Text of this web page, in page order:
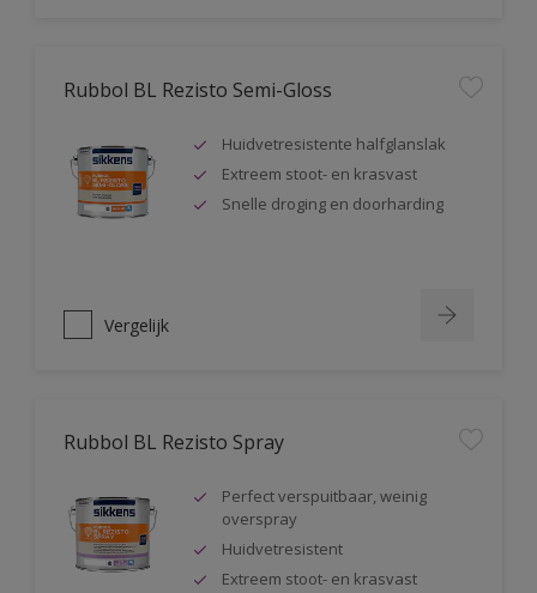
Rubbol BL Rezisto Semi-Gloss
Huidvetresistente halfglanslak
Extreem stoot- en krasvast
Snelle droging en doorharding
Vergelijk
Rubbol BL Rezisto Spray
Perfect verspuitbaar, weinig
overspray
Huidvetresistent
Extreem stoot- en krasvast